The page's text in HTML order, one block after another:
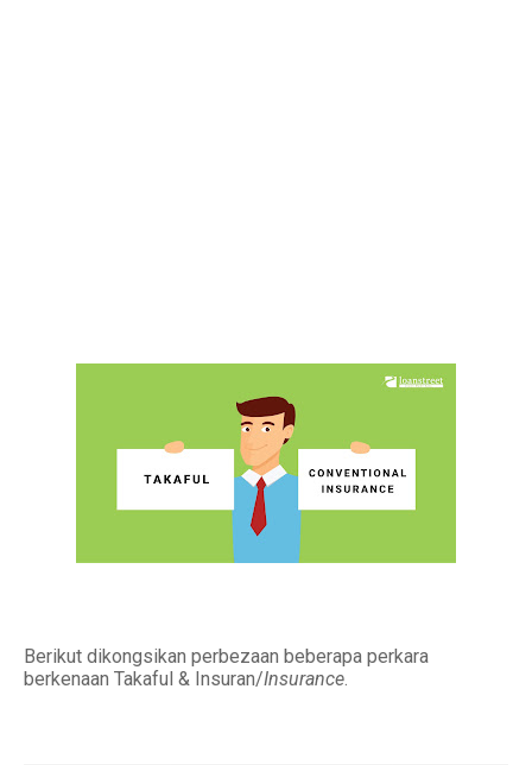
Berikut dikongsikan perbezaan beberapa perkara
berkenaan Takaful & Insuran/Insurance.